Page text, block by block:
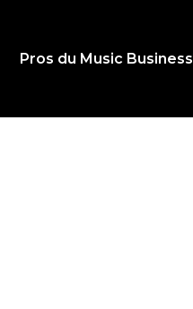
Pros du Music Business